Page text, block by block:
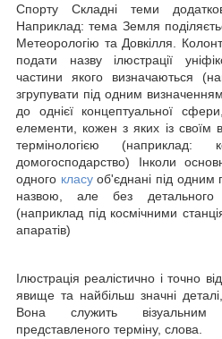
Спорту Складні теми
Наприклад: тема Земля
Метеорологію та Довкілля.
подати назву ілюстрації
частини якого визначаються
згрупувати під одним
до однієї концептуальної
елементи, кожен з яких із
терміно­логією (наприклад:
домогосподарство) Інколи
одного класуоб'єднані під одним
назвою, але без детального
(наприклад під космічними
апаратів)
Ілюстрація реалістично і точно
явище та найбільш значні
Вона служить візуальним
представленого терміну, слова.